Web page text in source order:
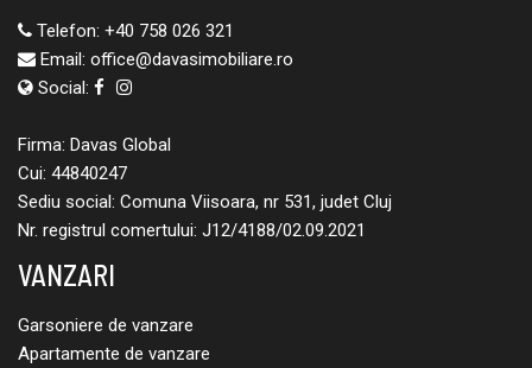
Telefon: +40 758 026 321
Email: office@davasimobiliare.ro
Social:
Firma: Davas Global
Cui: 44840247
Sediu social: Comuna Viisoara, nr 531, judet Cluj
Nr. registrul comertului: J12/4188/02.09.2021
VANZARI
Garsoniere de vanzare
Apartamente de vanzare